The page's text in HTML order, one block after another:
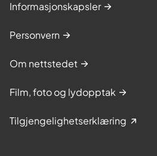
Informasjonskapsler
Personvern
Om nettstedet
Film, foto og lydopptak
Tilgjengelighetserklæring